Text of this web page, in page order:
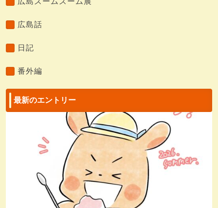
広島話
日記
番外編
最新のエントリー